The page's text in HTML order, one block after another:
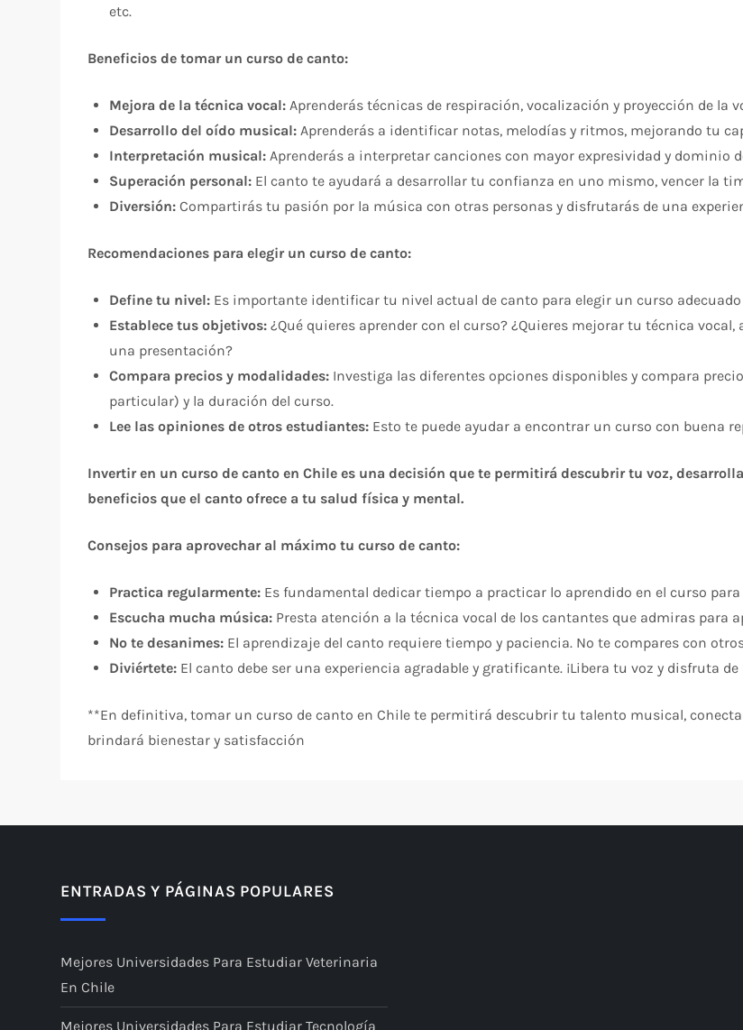
etc.
Beneficios de tomar un curso de canto:
Mejora de la técnica vocal: Aprenderás técnicas de respiración, vocalización y proyección de la
Desarrollo del oído musical: Aprenderás a identificar notas, melodías y ritmos, mejorando tu
Interpretación musical: Aprenderás a interpretar canciones con mayor expresividad y dominio
Superación personal: El canto te ayudará a desarrollar tu confianza en uno mismo, vencer la
Diversión: Compartirás tu pasión por la música con otras personas y disfrutarás de una
Recomendaciones para elegir un curso de canto:
Define tu nivel: Es importante identificar tu nivel actual de canto para elegir un curso adecuado
Establece tus objetivos: ¿Qué quieres aprender con el curso? ¿Quieres mejorar tu técnica
una presentación?
Compara precios y modalidades: Investiga las diferentes opciones disponibles y compara
particular) y la duración del curso.
Lee las opiniones de otros estudiantes: Esto te puede ayudar a encontrar un curso con buena
Invertir en un curso de canto en Chile es una decisión que te permitirá descubrir tu voz,
beneficios que el canto ofrece a tu salud física y mental.
Consejos para aprovechar al máximo tu curso de canto:
Practica regularmente: Es fundamental dedicar tiempo a practicar lo aprendido en el curso
Escucha mucha música: Presta atención a la técnica vocal de los cantantes que admiras para
No te desanimes: El aprendizaje del canto requiere tiempo y paciencia. No te compares con
Diviértete: El canto debe ser una experiencia agradable y gratificante. ¡Libera tu voz y disfruta
**En definitiva, tomar un curso de canto en Chile te permitirá descubrir tu talento musical,
brindará bienestar y satisfacción
ENTRADAS Y PÁGINAS POPULARES
Mejores Universidades Para Estudiar Veterinaria
En Chile
Mejores Universidades Para Estudiar Tecnología